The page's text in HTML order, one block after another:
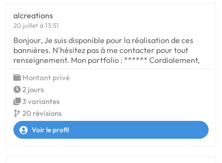
alcreations
20 juillet à 13:51
Bonjour, Je suis disponible pour la réalisation de ces
bannières. N'hésitez pas à me contacter pour tout
renseignement. Mon portfolio : ****** Cordialement,
Montant privé
2 jours
3 variantes
20 révisions
Voir le profil